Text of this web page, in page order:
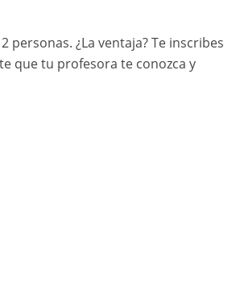
personas. ¿La ventaja? Te inscribes
que tu profesora te conozca y